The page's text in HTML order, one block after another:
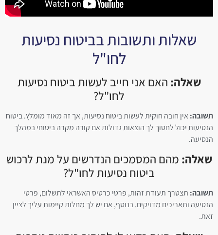
שאלות ותשובות בביטוח נסיעות
לחו"ל
שאלה: האם אני חייב לעשות ביטוח נסיעות
לחו"ל?
תשובה: אין חובה חוקית לעשות ביטוח נסיעות, אך זה מאוד מומלץ. ביטוח
הנסיעות יכול לחסוך לך הוצאות גדולות אם קורה מקרה ביטוחי במהלך
הנסיעה.
שאלה: מהם המסמכים הנדרשים על מנת לרכוש
ביטוח נסיעות לחו"ל?
תשובה: תצטרך תעודת זהות, פרטי כרטיס האשראי לתשלום, פרטי
הנסיעה ותאריכים מדויקים. בנוסף, אם יש לך מחלות קיימות עליך לציין
זאת.